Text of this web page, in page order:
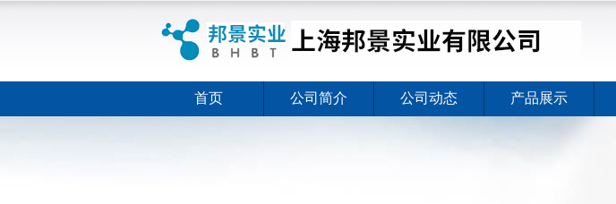
首页 公司简介 公司动态 产品展示